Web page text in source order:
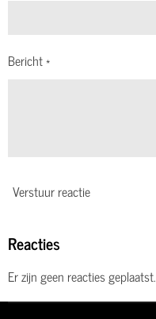
Bericht *
Verstuur reactie
Reacties
Er zijn geen reacties geplaatst.